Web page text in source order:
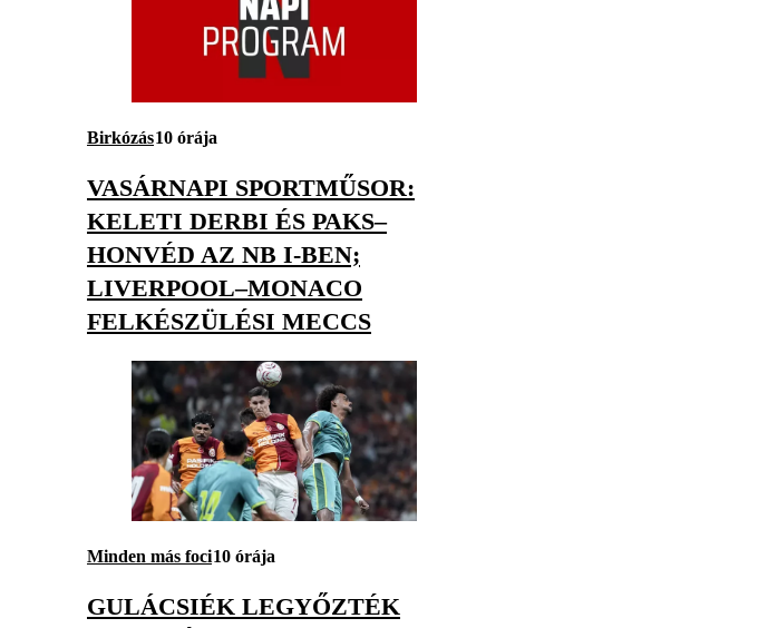
Birkózás10 órája
VASÁRNAPI SPORTMŰSOR:
KELETI DERBI ÉS PAKS–
HONVÉD AZ NB I-BEN;
LIVERPOOL–MONACO
FELKÉSZÜLÉSI MECCS
Minden más foci10 órája
GULÁCSIÉK LEGYŐZTÉK